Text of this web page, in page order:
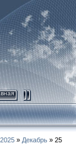
2025 » Декабрь » 25